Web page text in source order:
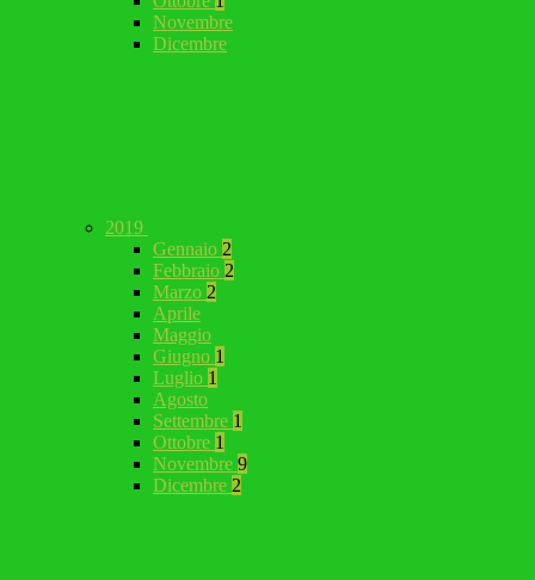
Novembre
Dicembre
2019
Gennaio 2
Febbraio 2
Marzo 2
Aprile
Maggio
Giugno 1
Luglio 1
Agosto
Settembre 1
Ottobre 1
Novembre 9
Dicembre 2